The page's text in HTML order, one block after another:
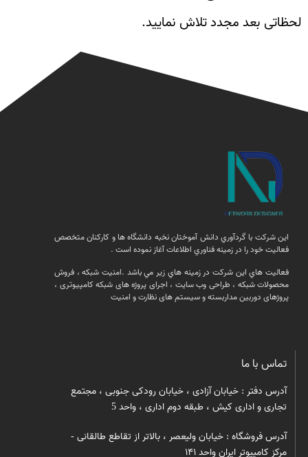
لحظاتی بعد مجدد تلاش نمایید.
اين شركت با گردآوري دانش آموختان نخبه دانشگاه ها و كاركنان متخصص
فعاليت خود را در زمينه فناوري اطلاعات آغاز نموده است .
فعالیت هاي اين شركت در زمينه هاي زير مي باشد .امنيت شبكه ، فروش
محصولات شبكه ، طراحی وب سایت ، اجرای پروژه های شبکه کامپیوتری ،
پروژهای دوربین مداربسته و سیستم های نظارت و امنیت
تماس با ما
آدرس دفتر : خیابان آزادی ، خیابان رودکی جنوبی ، مجتمع
تجاری و اداری کیش ، طبقه دوم اداری ، واحد 5
آدرس فروشگاه : خیابان ولیعصر ، بالاتر از تقاطع طالقانی -
مرکز کامپیوتر ایران واحد ۱۴۱